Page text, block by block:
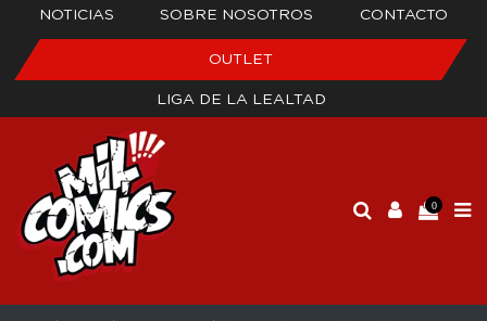
NOTICIAS SOBRE NOSOTROS CONTACTO
OUTLET
LIGA DE LA LEALTAD
0